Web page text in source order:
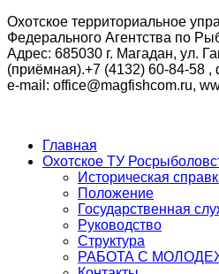
Охотское территориальное
Федерального Агентства по
Адрес: 685030 г. Магадан, ул.
(приёмная).+7 (4132) 60-84-58 ,
e-mail: office@magfishcom.ru,
Главная
Охотское ТУ
Историческая
Положение
Государственная
Руководство
Структура
РАБОТА С